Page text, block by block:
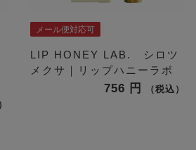
メール便対応可
LIP HONEY LAB. シロツ
メクサ｜リップハニーラボ
756 税込